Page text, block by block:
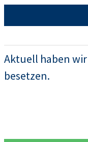
Aktuell haben
besetzen.